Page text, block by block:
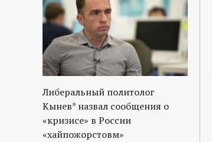
Либеральный политолог
Кынев* назвал сообщения о
«кризисе» в России
«хайпожорстовм»